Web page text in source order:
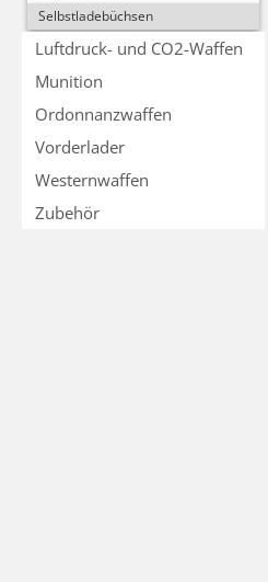
Selbstladebüchsen
Luftdruck- und CO2-Waffen
Munition
Ordonnanzwaffen
Vorderlader
Westernwaffen
Zubehör